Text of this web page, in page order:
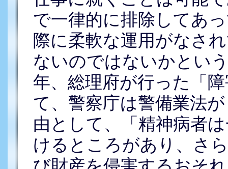
で一律的に排除してあ
際に柔軟な運用がなさ
ないのではないかとい
年、総理府が行った「
て、警察庁は警備業法
由として、「精神病者
けるところがあり、さ